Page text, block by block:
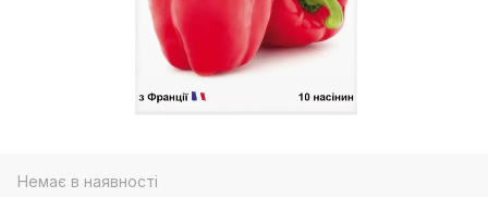
Немає в наявності